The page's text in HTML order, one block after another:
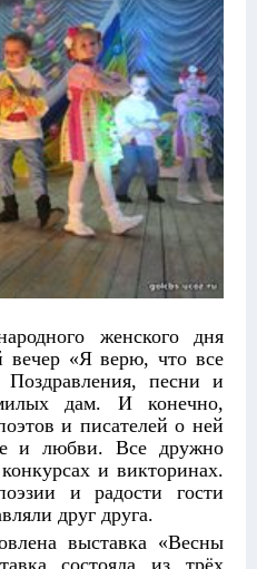
женского дня
вечер «Я верю, что все
песни и
дам. И конечно,
и писателей о ней
и любви. Все дружно
и викторинах.
и радости гости
друг друга.
выставка «Весны
состояла из трёх